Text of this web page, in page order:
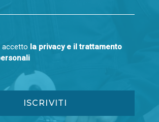
accetto la privacy e il trattamento